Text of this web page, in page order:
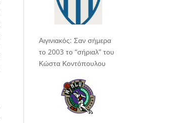
Αιγινιακός: Σαν σήμερα
το 2003 το “σήριαλ” του
Κώστα Κοντόπουλου